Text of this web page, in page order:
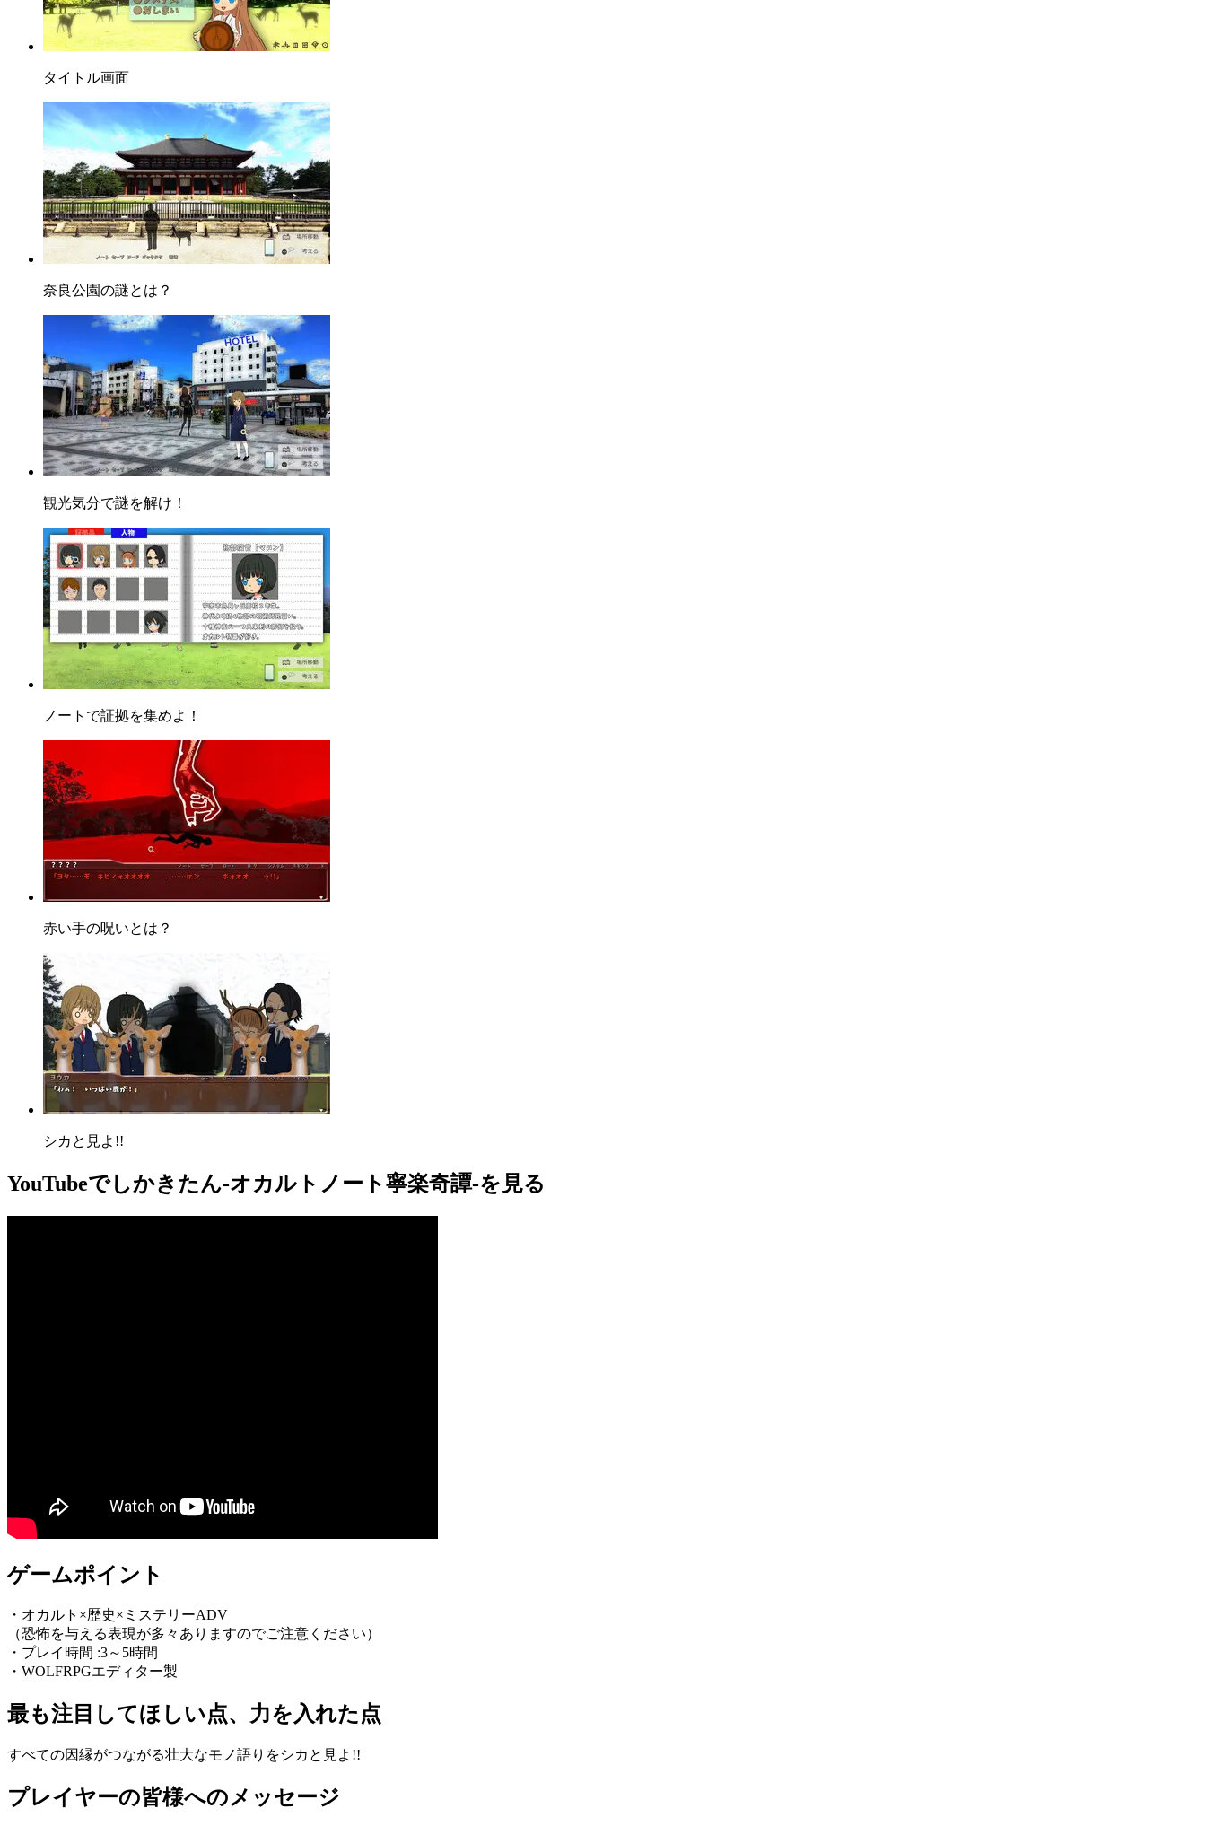
タイトル画面
奈良公園の謎とは？
観光気分で謎を解け！
ノートで証拠を集めよ！
赤い手の呪いとは？
シカと見よ!!
YouTubeでしかきたん-オカルトノート寧楽奇譚-を見る
ゲームポイント
・オカルト×歴史×ミステリーADV
（恐怖を与える表現が多々ありますのでご注意ください）
・プレイ時間 :3～5時間
・WOLFRPGエディター製
最も注目してほしい点、力を入れた点
すべての因縁がつながる壮大なモノ語りをシカと見よ!!
プレイヤーの皆様へのメッセージ